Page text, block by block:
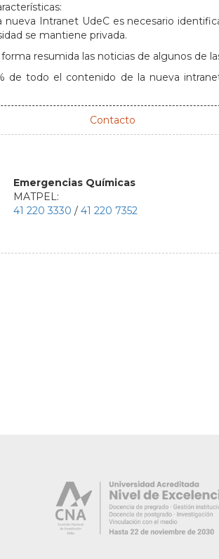
nueva Intranet UdeC es necesario
se mantiene privada.
resumida las noticias de algunos de
de todo el contenido de la nueva
Contacto
Emergencias Químicas
MATPEL:
41 220 3330 / 41 220 7352